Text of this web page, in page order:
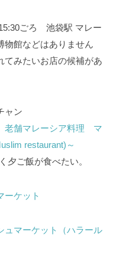
ごろ 池袋駅 マレー
物館などはありません
てみたいお店の候補があ
ャン
舗マレーシア料理 マ
restaurant)～
夕ご飯が食べたい。
ーケット
ュマーケット（ハラール